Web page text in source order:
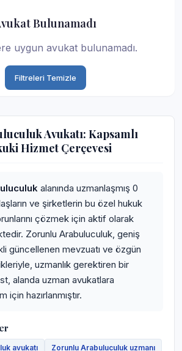
Bulunamadı
uygun avukat bulunamadı.
Filtreleri Temizle
Avukatı: Kapsamlı
Hizmet Çerçevesi
alanında uzmanlaşmış 0
ve şirketlerin bu özel hukuk
çözmek için aktif olarak
Zorunlu Arabuluculuk, geniş
güncellenen mevzuatı ve özgün
uzmanlık gerektiren bir
alanda uzman avukatlara
için hazırlanmıştır.
avukatı
Zorunlu Arabuluculuk uzmanı